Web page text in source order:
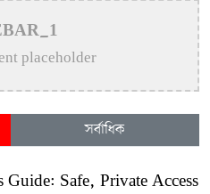
placeholder
সর্বাধিক
Safe, Private Access